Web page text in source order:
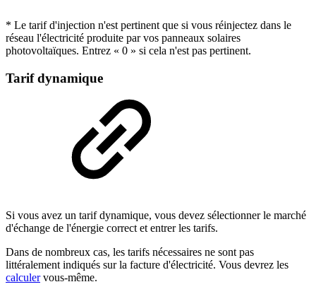
* Le tarif d'injection n'est pertinent que si vous réinjectez dans le
réseau l'électricité produite par vos panneaux solaires
photovoltaïques. Entrez « 0 » si cela n'est pas pertinent.
Tarif dynamique
Si vous avez un tarif dynamique, vous devez sélectionner le marché
d'échange de l'énergie correct et entrer les tarifs.
Dans de nombreux cas, les tarifs nécessaires ne sont pas
littéralement indiqués sur la facture d'électricité. Vous devrez les
calculervous-même.